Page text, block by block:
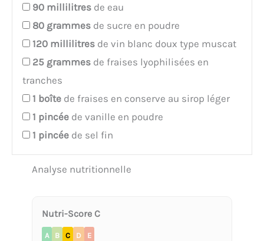
90 millilitres de eau
80 grammes de sucre en poudre
120 millilitres de vin blanc doux type muscat
25 grammes de fraises lyophilisées en
tranches
1 boîte de fraises en conserve au sirop léger
1 pincée de vanille en poudre
1 pincée de sel fin
Analyse nutritionnelle
Nutri-Score C
A B C D E